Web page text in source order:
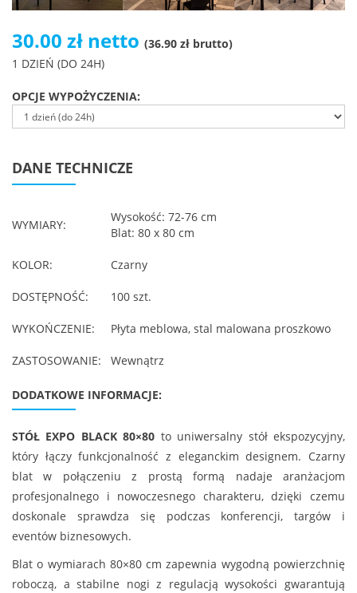
30.00 zł netto (36.90 zł brutto)
1 DZIEŃ (DO 24H)
OPCJE WYPOŻYCZENIA:
DANE TECHNICZE
WYMIARY:
Wysokość: 72-76 cm
Blat: 80 x 80 cm
KOLOR: Czarny
DOSTĘPNOŚĆ: 100 szt.
WYKOŃCZENIE: Płyta meblowa, stal malowana proszkowo
ZASTOSOWANIE: Wewnątrz
DODATKOWE INFORMACJE:
STÓŁ EXPO BLACK 80×80 to uniwersalny stół ekspozycyjny,
który łączy funkcjonalność z eleganckim designem. Czarny
blat w połączeniu z prostą formą nadaje aranżacjom
profesjonalnego i nowoczesnego charakteru, dzięki czemu
doskonale sprawdza się podczas konferencji, targów i
eventów biznesowych.
Blat o wymiarach 80×80 cm zapewnia wygodną powierzchnię
roboczą, a stabilne nogi z regulacją wysokości gwarantują